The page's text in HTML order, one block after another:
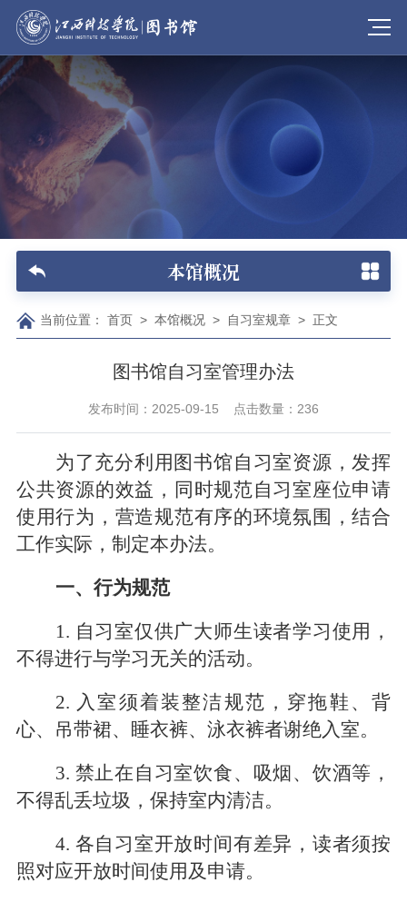
本馆概况
当前位置： 首页> 本馆概况> 自习室规章> 正文
图书馆自习室管理办法
发布时间：2025-09-15 点击数量： 236
为了充分利用图书馆自习室资源，发挥
公共资源的效益，同时规范自习室座位申请
使用行为，营造规范有序的环境氛围，结合
工作实际，制定本办法。
一、行为规范
1. 自习室仅供广大师生读者学习使用，
不得进行与学习无关的活动。
2. 入室须着装整洁规范，穿拖鞋、背
心、吊带裙、睡衣裤、泳衣裤者谢绝入室。
3. 禁止在自习室饮食、吸烟、饮酒等，
不得乱丢垃圾，保持室内清洁。
4. 各自习室开放时间有差异，读者须按
照对应开放时间使用及申请。